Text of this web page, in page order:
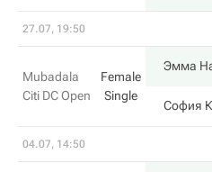
27.07, 19:50
Mubadala
Citi DC Open
Female
Single
Эмма
София
04.07, 14:50